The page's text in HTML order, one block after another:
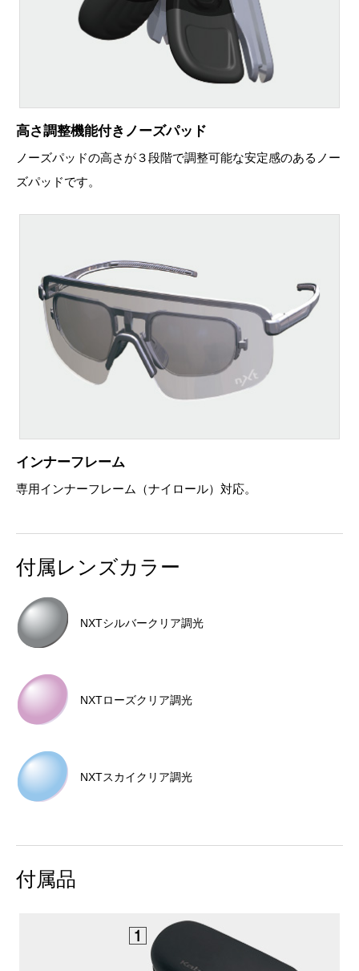
高さ調整機能付きノーズパッド
ノーズパッドの高さが３段階で調整可能な安定感のあるノー
ズパッドです。
インナーフレーム
専用インナーフレーム（ナイロール）対応。
付属レンズカラー
NXTシルバークリア調光
NXTローズクリア調光
NXTスカイクリア調光
付属品